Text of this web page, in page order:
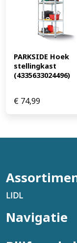
PARKSIDE Hoek
stellingkast
(4335633024496)
€ 74,99
LIDL
Navigatie